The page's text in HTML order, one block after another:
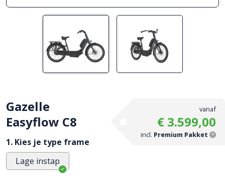
Gazelle
Easyflow C8
vanaf
€ 3.599,00
incl. Premium Pakket
1. Kies je type frame
Lage instap